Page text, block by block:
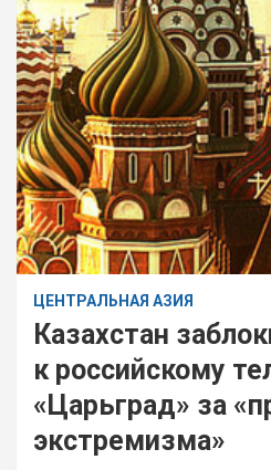
ЦЕНТРАЛЬНАЯ АЗИЯ
Казахстан
к российскому
«Царьград» за
экстремизма»